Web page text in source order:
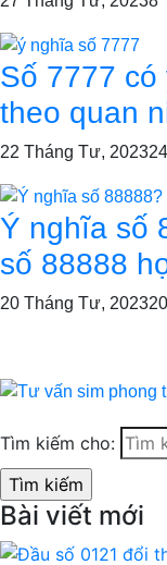
Số 7777
theo quan
22 Tháng Tư, 2023
Ý nghĩa số
số 88888
20 Tháng Tư, 2023
Tìm kiếm cho:
Bài viết mới